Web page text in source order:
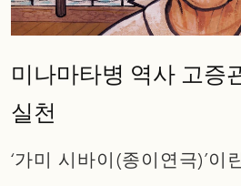
미나마타병 역사 고증
실천
‘가미 시바이(종이연극)’